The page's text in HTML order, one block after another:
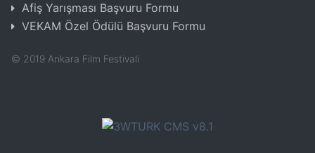
Afiş Yarışması Başvuru Formu
VEKAM Özel Ödülü Başvuru Formu
© 2019 Ankara Film Festivali